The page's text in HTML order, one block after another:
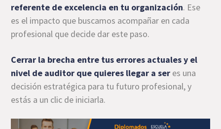
referente de excelencia en tu organización. Ese
es el impacto que buscamos acompañar en cada
profesional que decide dar este paso.
Cerrar la brecha entre tus errores actuales y el
nivel de auditor que quieres llegar a ser es una
decisión estratégica para tu futuro profesional, y
estás a un clic de iniciarla.